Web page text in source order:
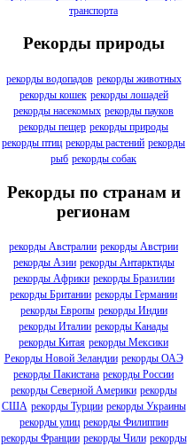
транспорта
Рекорды природы
рекорды водопадов рекорды животных
рекорды кошек рекорды лошадей
рекорды насекомых рекорды пауков
рекорды пещер рекорды природы
рекорды птиц рекорды растений рекорды
рыб рекорды собак
Рекорды по странам и
регионам
рекорды Австралии рекорды Австрии
рекорды Азии рекорды Антарктиды
рекорды Африки рекорды Бразилии
рекорды Британии рекорды Германии
рекорды Европы рекорды Индии
рекорды Италии рекорды Канады
рекорды Китая рекорды Мексики
Рекорды Новой Зеландии рекорды ОАЭ
рекорды Пакистана рекорды России
рекорды Северной Америки рекорды
США рекорды Турции рекорды Украины
рекорды улиц рекорды Филиппин
рекорды Франции рекорды Чили рекорды